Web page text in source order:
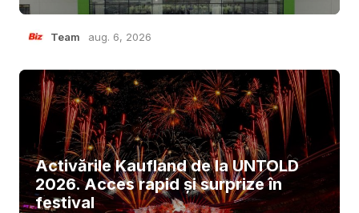
Team aug. 6, 2026
Activările Kaufland de la UNTOLD
2026. Acces rapid și surprize în
festival